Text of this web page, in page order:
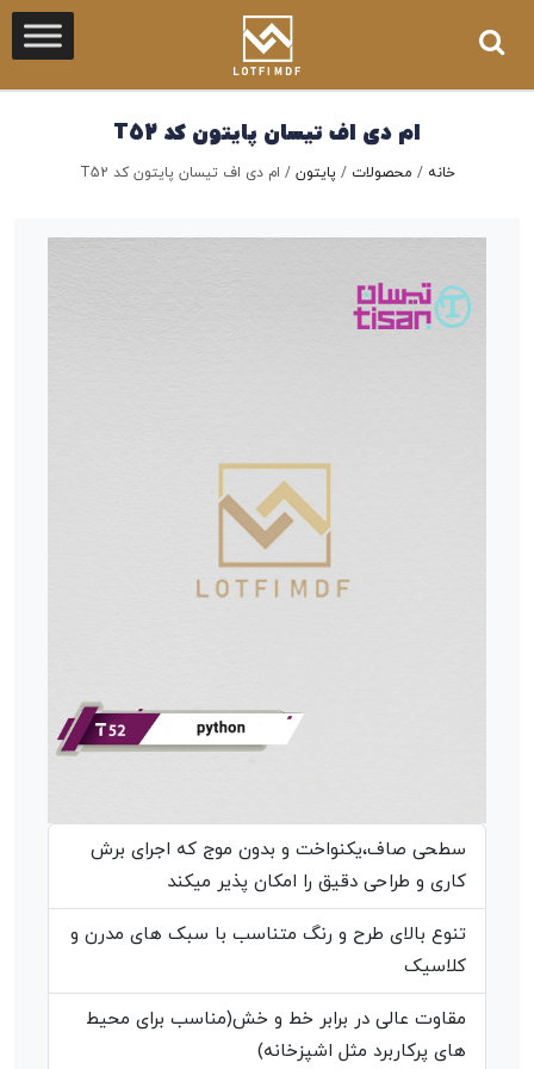
ام دی اف تیسان پایتون کد T52
خانه / محصولات / پایتون / ام دی اف تیسان پایتون کد T52
سطحی صاف،یکنواخت و بدون موج که اجرای برش
کاری و طراحی دقیق را امکان پذیر میکند
تنوع بالای طرح و رنگ متناسب با سبک های مدرن و
کلاسیک
مقاوت عالی در برابر خط و خش(مناسب برای محیط
های پرکاربرد مثل اشپزخانه)